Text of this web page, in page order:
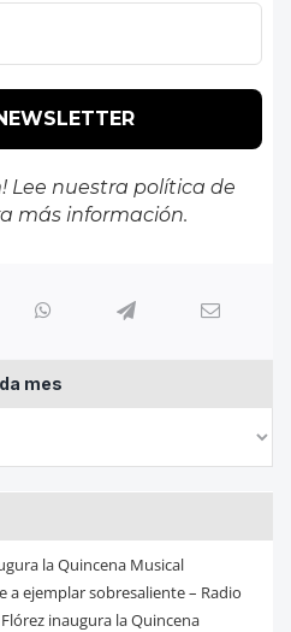
Lee nuestra política de
más información.
mes
la Quincena Musical
ejemplar sobresaliente – Radio
inaugura la Quincena